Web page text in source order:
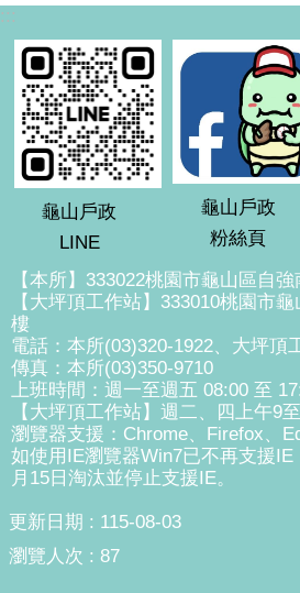
:::
龜山戶政
LINE
龜山戶政
粉絲頁
【本所】333022桃園市龜山區自
【大坪頂工作站】333010桃園市
樓
電話：本所(03)320-1922、大坪
傳真：本所(03)350-9710
上班時間：週一至週五 08:00 至
【大坪頂工作站】週二、四上午9
瀏覽器支援：Chrome、Firefox、
如使用IE瀏覽器Win7已不再支援IE
月15日淘汰並停止支援IE。
更新日期
115-08-03
瀏覽人次
87